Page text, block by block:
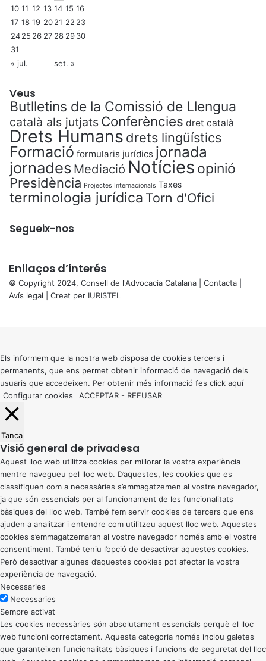
10 11 12 13 14 15 16
17 18 19 2021 22 23
2425 26 27 28 2930
31
« jul.
set. »
Veus
Butlletins de la Comissió de Llengua
català als jutjats Conferències dret català
Drets Humans drets lingüístics
Formació formularis jurídics jornada
jornades Mediació Notícies opinió
Presidència Projectes Internacionals Taxes
terminologia jurídica Torn d'Ofici
Segueix-nos
Enllaços d’interés
© Copyright 2024, Consell de l'Advocacia Catalana | Contacta
Avís legal | Creat per IURISTEL
button
Els informem que la nostra web disposa de cookies tercers i
permanents, que ens permet obtenir informació de navegació dels
usuaris que accedeixen. Per obtenir més informació fes click aquí
Configurar cookies
ACCEPTAR - REFUSAR
Tanca
Visió general de privadesa
Aquest lloc web utilitza cookies per millorar la vostra experiència
mentre navegueu pel lloc web. D’aquestes, les cookies que es
classifiquen com a necessàries s’emmagatzemen al vostre navegador,
ja que són essencials per al funcionament de les funcionalitats
bàsiques del lloc web. També fem servir cookies de tercers que ens
ajuden a analitzar i entendre com utilitzeu aquest lloc web. Aquestes
cookies s’emmagatzemaran al vostre navegador només amb el vostre
consentiment. També teniu l’opció de desactivar aquestes cookies.
Però desactivar algunes d’aquestes cookies pot afectar la vostra
experiència de navegació.
Necessaries
Necessaries
Sempre activat
Les cookies necessàries són absolutament essencials perquè el lloc
web funcioni correctament. Aquesta categoria només inclou galetes
que garanteixen funcionalitats bàsiques i funcions de seguretat del lloc